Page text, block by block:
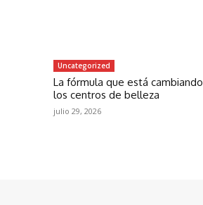
Uncategorized
La fórmula que está cambiando
los centros de belleza
julio 29, 2026